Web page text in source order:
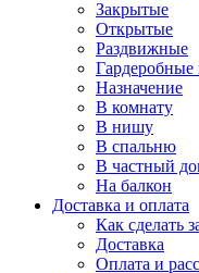
Закрытые
Открытые
Раздвижные
Назначение
В комнату
В нишу
В спальню
В частный
На балкон
Доставка и оплата
Как сделать
Доставка
Оплата и